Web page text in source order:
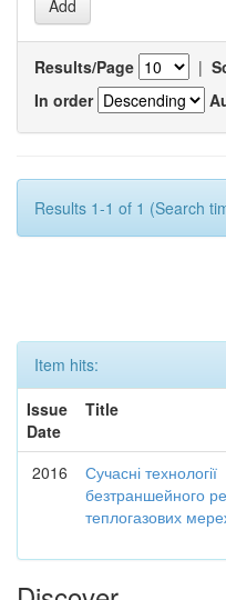
Results/Page |
In order
Results 1-1 of 1 (Search
Item hits:
Issue
Date
Title
2016
Сучасні технології
безтраншейного
теплогазових